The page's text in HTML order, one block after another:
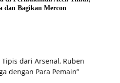
dan Bagikan Mercon